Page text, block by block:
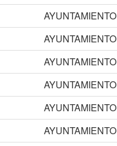
AYUNTAMIENTO
AYUNTAMIENTO
AYUNTAMIENTO
AYUNTAMIENTO
AYUNTAMIENTO
AYUNTAMIENTO